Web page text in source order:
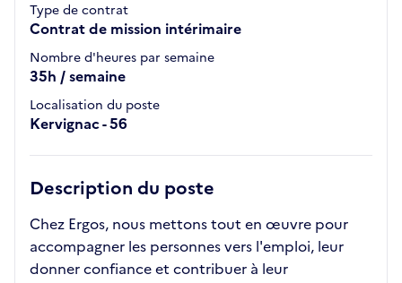
Type de contrat
Contrat de mission intérimaire
Nombre d'heures par semaine
35h / semaine
Localisation du poste
Kervignac - 56
Description du poste
Chez Ergos, nous mettons tout en œuvre pour
accompagner les personnes vers l'emploi, leur
donner confiance et contribuer à leur